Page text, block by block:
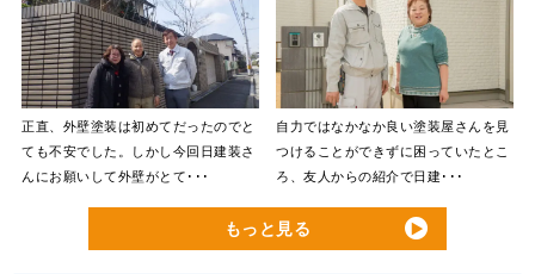
正直、外壁塗装は初めてだったのでと
ても不安でした。しかし今回日建装さ
んにお願いして外壁がとて･･･
自力ではなかなか良い塗装屋さんを見
つけることができずに困っていたとこ
ろ、友人からの紹介で日建･･･
もっと見る